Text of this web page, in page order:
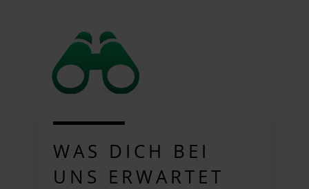
WAS DICH BEI
UNS ERWARTET